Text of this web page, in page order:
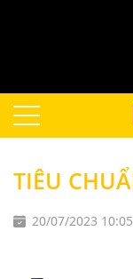
TIÊU
20/07/2023